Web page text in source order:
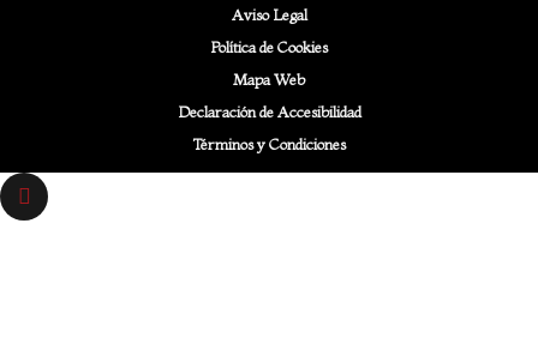
Aviso Legal
Política de Cookies
Mapa Web
Declaración de Accesibilidad
Términos y Condiciones